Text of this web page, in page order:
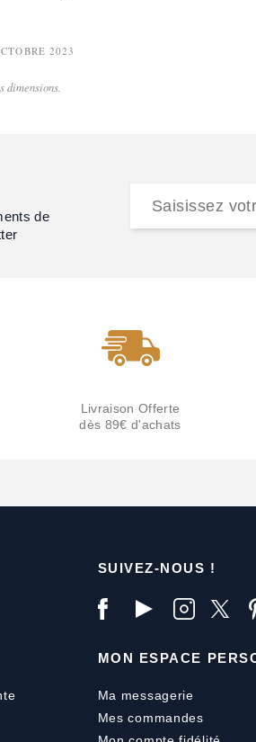
2023
dimensions.
de
Livraison Offerte
dès 89€ d'achats
SUIVEZ-NOUS !
MON ESPACE
Ma messagerie
Mes commandes